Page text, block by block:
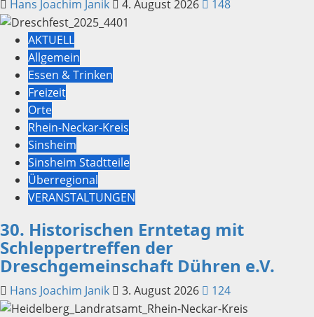
Hans Joachim Janik 4. August 2026 148
AKTUELL
Allgemein
Essen & Trinken
Freizeit
Orte
Rhein-Neckar-Kreis
Sinsheim
Sinsheim Stadtteile
Überregional
VERANSTALTUNGEN
30. Historischen Erntetag mit
Schleppertreffen der
Dreschgemeinschaft Dühren e.V.
Hans Joachim Janik 3. August 2026 124